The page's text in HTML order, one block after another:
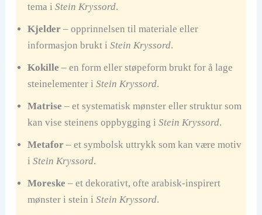
tema i Stein Kryssord.
Kjelder– opprinnelsen til materiale eller
informasjon brukt i Stein Kryssord.
Kokille – en form eller støpeform brukt for å lage
steinelementer i Stein Kryssord.
Matrise – et systematisk mønster eller struktur som
kan vise steinens oppbygging i Stein Kryssord.
Metafor– et symbolsk uttrykk som kan være motiv
i Stein Kryssord.
Moreske – et dekorativt, ofte arabisk-inspirert
mønster i stein i Stein Kryssord.